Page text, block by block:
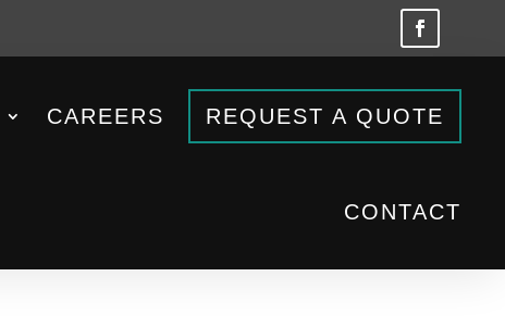
CAREERS REQUEST A QUOTE
CONTACT